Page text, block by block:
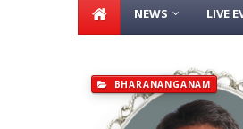
NEWS LIVE
BHARANANGANAM